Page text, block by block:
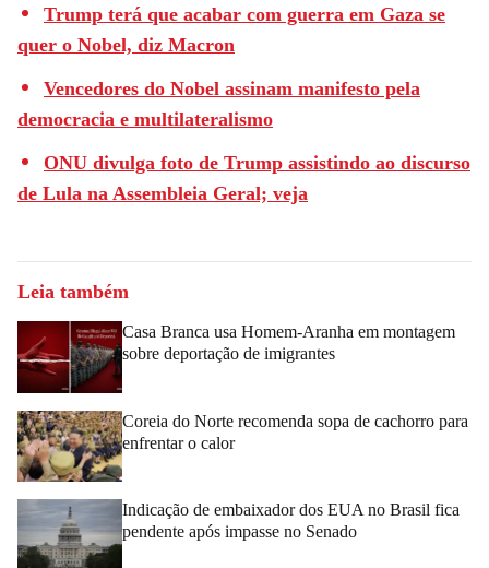
Trump terá que acabar com guerra em Gaza se
quer o Nobel, diz Macron
Vencedores do Nobel assinam manifesto pela
democracia e multilateralismo
ONU divulga foto de Trump assistindo ao discurso
de Lula na Assembleia Geral; veja
Leia também
Casa Branca usa Homem-Aranha em montagem
sobre deportação de imigrantes
Coreia do Norte recomenda sopa de cachorro para
enfrentar o calor
Indicação de embaixador dos EUA no Brasil fica
pendente após impasse no Senado